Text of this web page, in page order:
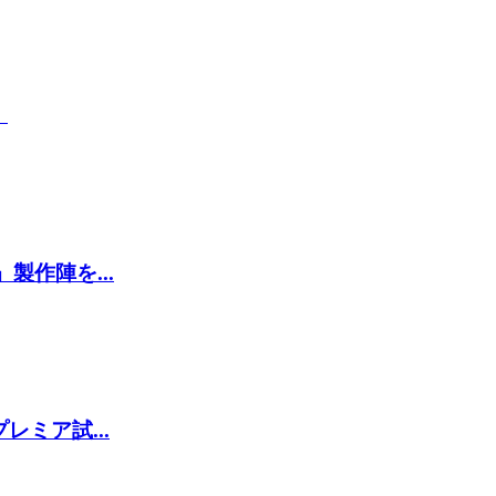
製作陣を...
レミア試...